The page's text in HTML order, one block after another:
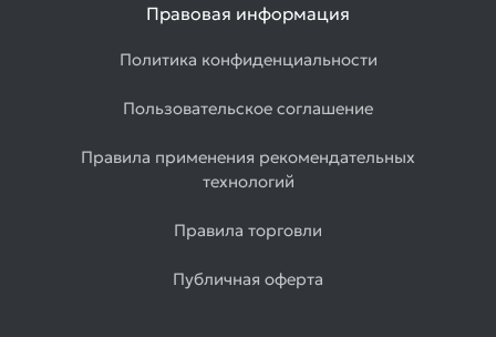
Правовая информация
Политика конфиденциальности
Пользовательское соглашение
Правила применения рекомендательных
технологий
Правила торговли
Публичная оферта